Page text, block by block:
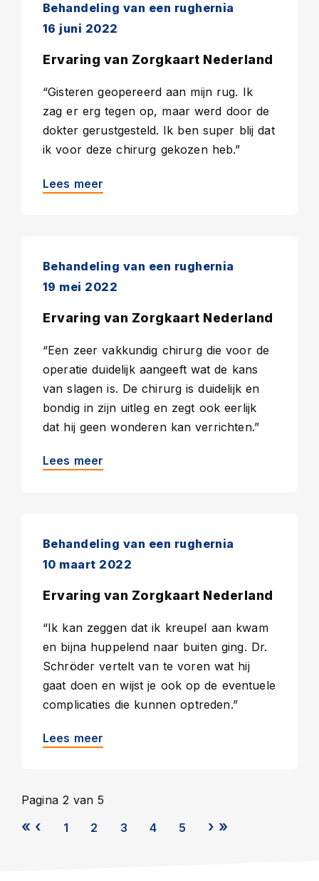
Behandeling van een rughernia
16 juni 2022
Ervaring van Zorgkaart Nederland
“Gisteren geopereerd aan mijn rug. Ik
zag er erg tegen op, maar werd door de
dokter gerustgesteld. Ik ben super blij dat
ik voor deze chirurg gekozen heb.”
Lees meer
Behandeling van een rughernia
19 mei 2022
Ervaring van Zorgkaart Nederland
“Een zeer vakkundig chirurg die voor de
operatie duidelijk aangeeft wat de kans
van slagen is. De chirurg is duidelijk en
bondig in zijn uitleg en zegt ook eerlijk
dat hij geen wonderen kan verrichten.”
Lees meer
Behandeling van een rughernia
10 maart 2022
Ervaring van Zorgkaart Nederland
“Ik kan zeggen dat ik kreupel aan kwam
en bijna huppelend naar buiten ging. Dr.
Schröder vertelt van te voren wat hij
gaat doen en wijst je ook op de eventuele
complicaties die kunnen optreden.”
Lees meer
Pagina 2 van 5
1
2 3 4 5